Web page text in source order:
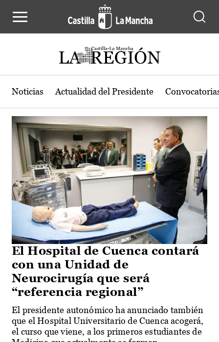
Actualidad de la región de Castilla-
Noticias Actualidad del Presidente
El Hospital de Cuenca contará
con una Unidad de
Neurocirugía que será
“referencia regional”
El presidente autonómico ha anunciado también
que el Hospital Universitario de Cuenca acogerá,
el curso que viene, a los primeros estudiantes de